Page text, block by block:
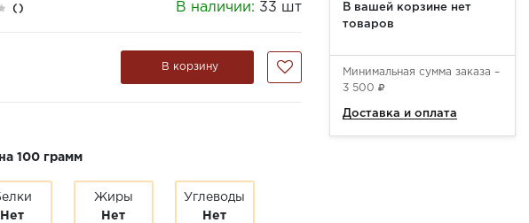
() В наличии: 33 шт
В корзину
100 грамм
Нет
Жиры
Нет
Углеводы
Нет
В вашей корзине нет
товаров
Минимальная сумма заказа –
3 500
Доставка и оплата